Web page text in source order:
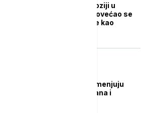
Broj poginulih u eksploziji u
rudniku u Pakistanu povećao se
na 11, 25 osoba vodi se kao
Bagei: Posrednici razmenjuju
poruke između Teherana i